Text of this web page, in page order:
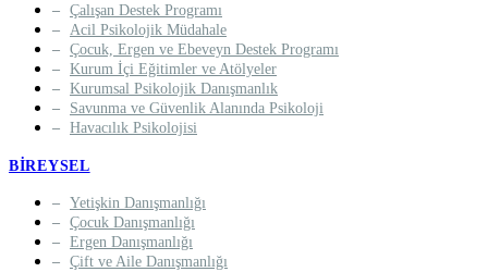
Çalışan Destek Programı
Acil Psikolojik Müdahale
Çocuk, Ergen ve Ebeveyn Destek Programı
Kurum İçi Eğitimler ve Atölyeler
Kurumsal Psikolojik Danışmanlık
Savunma ve Güvenlik Alanında Psikoloji
Havacılık Psikolojisi
BIREYSEL
Yetişkin Danışmanlığı
Çocuk Danışmanlığı
Ergen Danışmanlığı
Çift ve Aile Danışmanlığı